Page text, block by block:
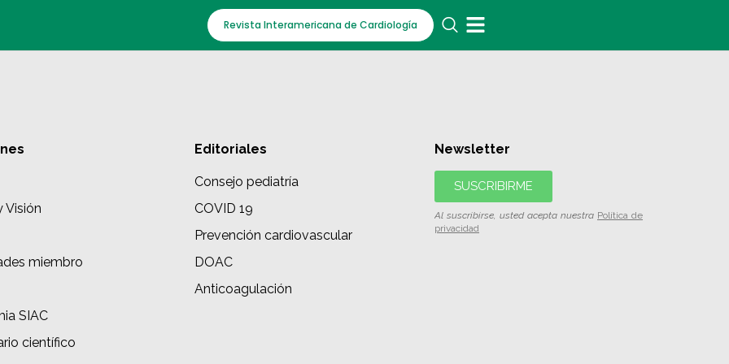
Revista Interamericana de Cardiología
Visión
miembro
SIAC
científico
Editoriales
Consejo pediatría
COVID 19
Prevención cardiovascular
DOAC
Anticoagulación
Newsletter
SUSCRIBIRME
Al suscribirse, usted acepta nuestra Política de
privacidad